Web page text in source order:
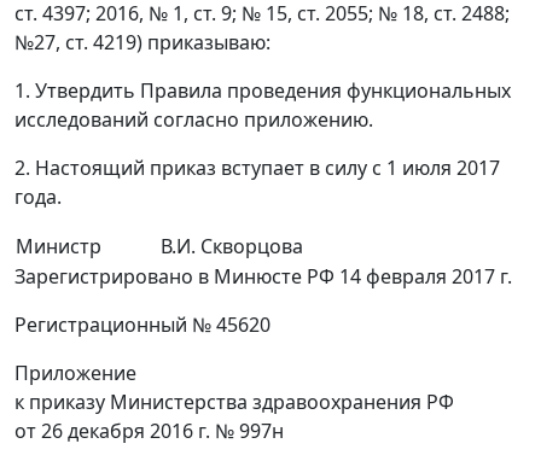
ст. 4397; 2016, № 1, ст. 9; № 15, ст. 2055; № 18, ст. 2488;
№27, ст. 4219) приказываю:
1. Утвердить Правила проведения функциональных
исследований согласно приложению.
2. Настоящий приказ вступает в силу с 1 июля 2017
года.
Министр
В.И. Скворцова
Зарегистрировано в Минюсте РФ 14 февраля 2017 г.
Регистрационный № 45620
Приложение
к приказу Министерства здравоохранения РФ
от 26 декабря 2016 г. № 997н